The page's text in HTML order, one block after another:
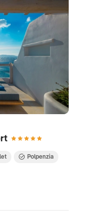
Polpenzia